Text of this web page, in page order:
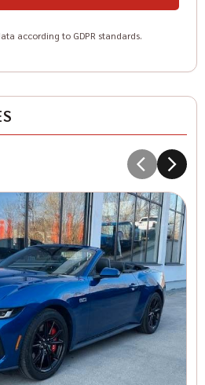
according to GDPR standards.